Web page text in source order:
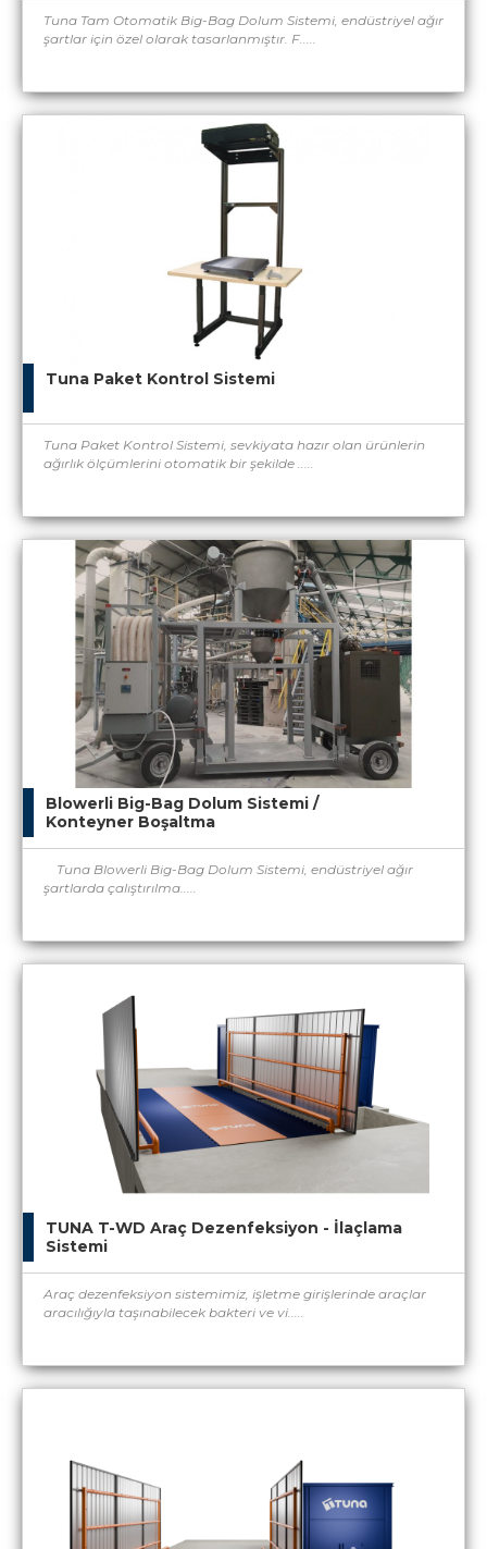
Tuna Tam Otomatik Big-Bag Dolum Sistemi, endüstriyel ağır
şartlar için özel olarak tasarlanmıştır. F.....
Tuna Paket Kontrol Sistemi
Tuna Paket Kontrol Sistemi, sevkiyata hazır olan ürünlerin
ağırlık ölçümlerini otomatik bir şekilde .....
Blowerli Big-Bag Dolum Sistemi /
Konteyner Boşaltma
Tuna Blowerli Big-Bag Dolum Sistemi, endüstriyel ağır
şartlarda çalıştırılma.....
TUNA T-WD Araç Dezenfeksiyon - İlaçlama
Sistemi
Araç dezenfeksiyon sistemimiz, işletme girişlerinde araçlar
aracılığıyla taşınabilecek bakteri ve vi.....